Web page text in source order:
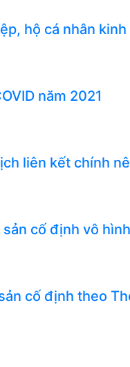
hộ cá nhân kinh
năm 2021
liên kết chính
cố định vô
cố định theo